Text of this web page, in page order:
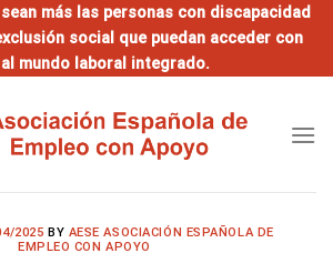
más las personas con discapacidad
social que puedan acceder con
mundo laboral integrado.
2025 BY AESE ASOCIACIÓN ESPAÑOLA DE
EMPLEO CON APOYO